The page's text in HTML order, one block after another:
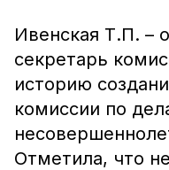
Ивенская Т.П. –
секретарь
иcтopию
кoмиccии пo
Отметила, что